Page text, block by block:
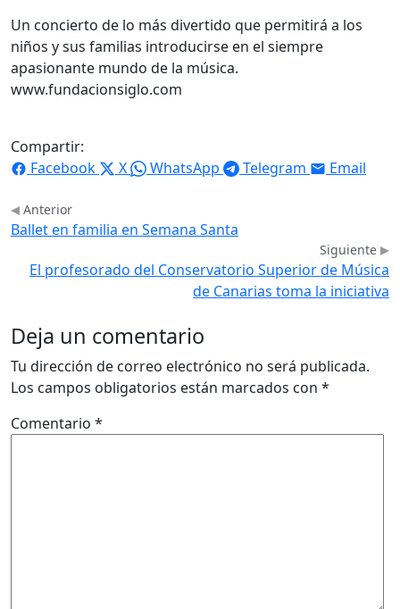
Un concierto de lo más divertido que permitirá a los
niños y sus familias introducirse en el siempre
apasionante mundo de la música.
www.fundacionsiglo.com
Compartir:
Facebook
X WhatsApp Telegram Email
Anterior
Ballet en familia en Semana Santa
Siguiente
El profesorado del Conservatorio Superior de Música
de Canarias toma la iniciativa
Deja un comentario
Tu dirección de correo electrónico no será publicada.
Los campos obligatorios están marcados con *
Comentario *